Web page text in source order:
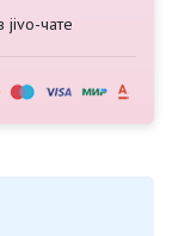
jivo-чате